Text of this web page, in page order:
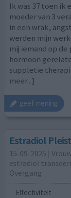
Ik was 37 toen ik
moeder van 3
in een wrak,
werden mijn
mij iemand op
hormoon
suppletie
meer...]
geef mening
Estradiol
15-09-2025 |
estradiol
Overgang
Effectiviteit